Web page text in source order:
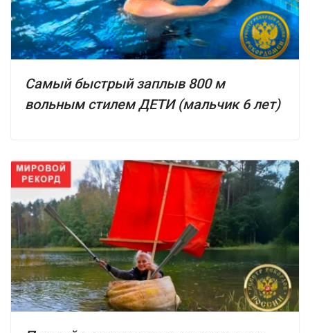
Самый быстрый заплыв 800 м
вольным стилем ДЕТИ (мальчик 6 лет)